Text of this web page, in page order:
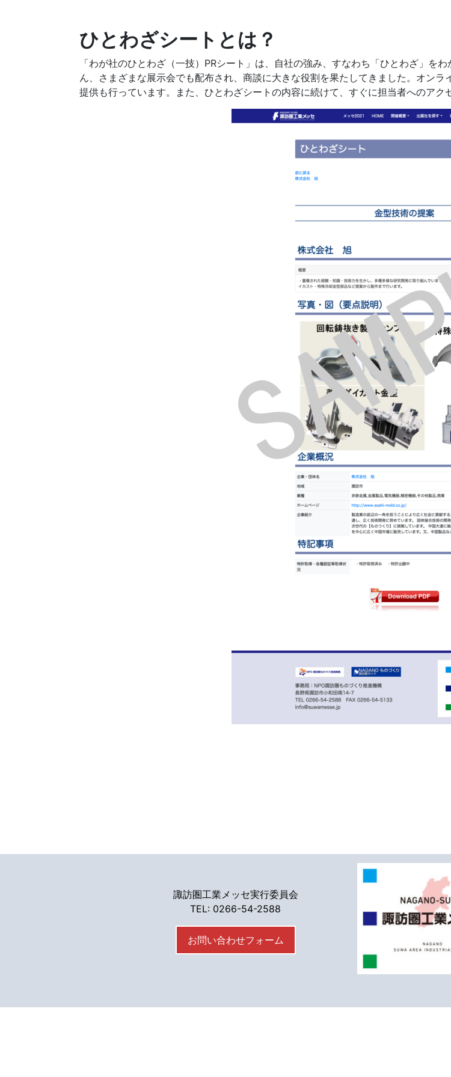
ひとわざシートとは？
「わが社のひとわざ（一技）PRシート」は、自社の強み、すなわち「ひとわざ」を
ん、さまざまな展示会でも配布され、商談に大きな役割を果たしてきました。オン
提供も行っています。また、ひとわざシートの内容に続けて、すぐに担当者へのアク
諏訪圏工業メッセ実行委員会
TEL: 0266-54-2588
お問い合わせフォーム